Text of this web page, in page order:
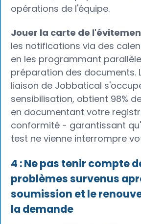
opérations de l'équipe.
Jouer la carte de
les notifications via des
en les programmant
préparation des documents.
liaison de Jobbatical
sensibilisation, obtient 98%
en documentant votre
conformité - garantissant
test ne vienne interrompre
4 : Ne pas tenir compte
problèmes survenus
soumission et le
la demande